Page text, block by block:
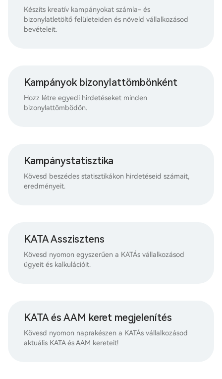
Készíts kreatív kampányokat számla- és
bizonylatletöltő felületeiden és növeld vállalkozásod
bevételeit.
Kampányok bizonylattömbönként
Hozz létre egyedi hirdetéseket minden
bizonylattömbödön.
Kampánystatisztika
Kövesd beszédes statisztikákon hirdetéseid számait,
eredményeit.
KATA Asszisztens
Kövesd nyomon egyszerűen a KATÁs vállalkozásod
ügyeit és kalkulációit.
KATA és AAM keret megjelenítés
Kövesd nyomon naprakészen a KATÁs vállalkozásod
aktuális KATA és AAM kereteit!